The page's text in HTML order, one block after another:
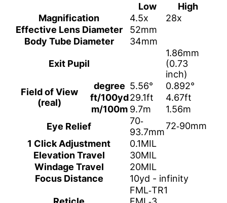
Low
High
Magnification
4.5x
28x
Effective Lens Diameter
52mm
Body Tube Diameter
34mm
Exit Pupil
1.86mm
(0.73
inch)
Field of View
(real)
degree 5.56°
0.892°
ft/100yd29.1ft
4.67ft
m/100m 9.7m
1.56m
Eye Relief
70‐
93.7mm
72‐90mm
1 Click Adjustment
0.1MIL
Elevation Travel
30MIL
Windage Travel
20MIL
Focus Distance
10yd - infinity
FML‐TR1